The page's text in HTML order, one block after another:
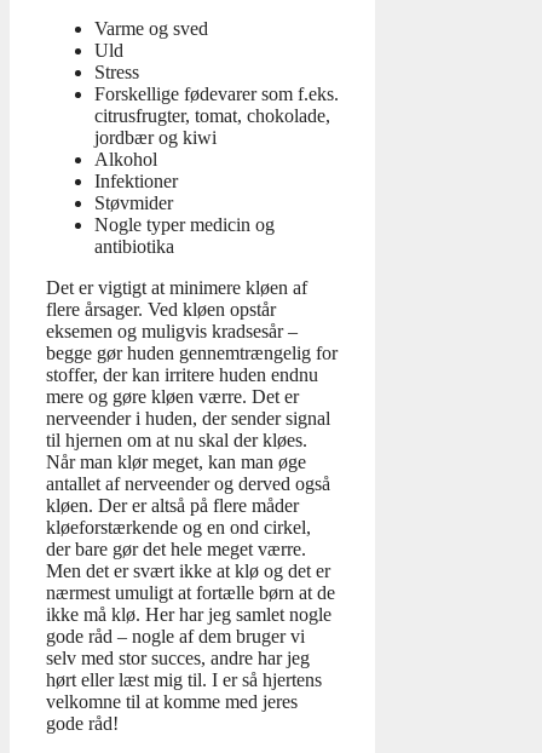
Varme og sved
Uld
Stress
Forskellige fødevarer som f.eks.
citrusfrugter, tomat, chokolade,
jordbær og kiwi
Alkohol
Infektioner
Støvmider
Nogle typer medicin og
antibiotika
Det er vigtigt at minimere kløen af
flere årsager. Ved kløen opstår
eksemen og muligvis kradsesår –
begge gør huden gennemtrængelig for
stoffer, der kan irritere huden endnu
mere og gøre kløen værre. Det er
nerveender i huden, der sender signal
til hjernen om at nu skal der kløes.
Når man klør meget, kan man øge
antallet af nerveender og derved også
kløen. Der er altså på flere måder
kløeforstærkende og en ond cirkel,
der bare gør det hele meget værre.
Men det er svært ikke at klø og det er
nærmest umuligt at fortælle børn at de
ikke må klø. Her har jeg samlet nogle
gode råd – nogle af dem bruger vi
selv med stor succes, andre har jeg
hørt eller læst mig til. I er så hjertens
velkomne til at komme med jeres
gode råd!